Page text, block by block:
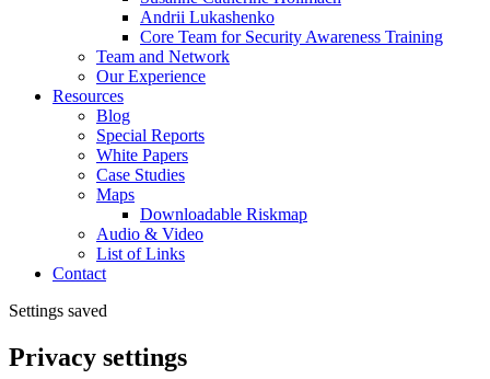
Andrii Lukashenko
Core Team for Security Awareness Training
Team and Network
Our Experience
Resources
Blog
Special Reports
White Papers
Case Studies
Maps
Downloadable Riskmap
Audio & Video
List of Links
Contact
Settings saved
Privacy settings